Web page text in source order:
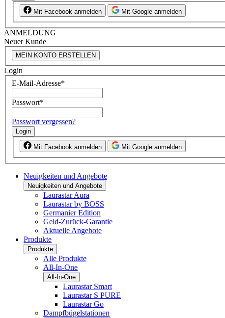
Mit Facebook anmelden Mit Google anmelden
ANMELDUNG
Neuer Kunde
MEIN KONTO ERSTELLEN
Login
E-Mail-Adresse*
Passwort*
Passwort vergessen?
Login
Mit Facebook anmelden Mit Google anmelden
Neuigkeiten und Angebote
Neuigkeiten und Angebote
Laurastar Aura
Laurastar by BOSS
Germanier Edition
Geld-Zurück-Garantie
Aktuelle Angebote
Produkte
Produkte
Alle Produkte
All-In-One
All-In-One
Laurastar Smart
Laurastar S PURE
Laurastar Go
Dampfbügelstationen